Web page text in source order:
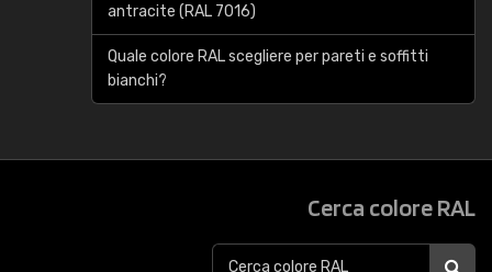
antracite (RAL 7016)
Quale colore RAL scegliere per pareti e soffitti
bianchi?
Cerca colore RAL